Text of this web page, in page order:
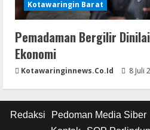
Kotawaringin Barat
Pemadaman Bergilir
Ekonomi
Kotawaringinnews.co.id 8 Juli
Redaksi Pedoman Media Siber